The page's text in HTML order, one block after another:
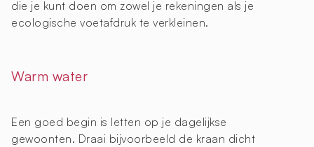
die je kunt doen om zowel je rekeningen als je
ecologische voetafdruk te verkleinen.
Warm water
Een goed begin is letten op je dagelijkse
gewoonten. Draai bijvoorbeeld de kraan dicht